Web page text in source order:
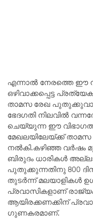
എന്നാൽ നേരത്തെ ഈ
ഒഴിവാക്കപ്പെട്ട
താമസ രേഖ
ഭേദഗതി നിലവിൽ
ചെയ്യുന്ന ഈ
മേഖലയിലേയ്ക്ക്
നൽകി.കഴിഞ്ഞ വർഷം
ബിരുദം ധാരികൾ
പുതുക്കുന്നതിനു 800
തുടർന്ന് മലയാളികൾ
പ്രവാസികളാണ് രാജ്യം
ആയിരക്കണക്കിന്
ഗുണകരമാണ്.